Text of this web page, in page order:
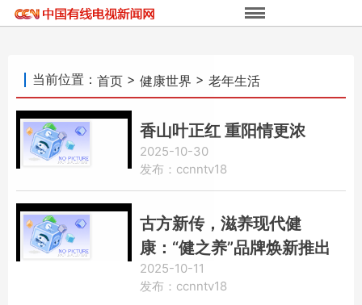
当前位置： 首页 > 健康世界 > 老年生活
香山叶正红 重阳情更浓
2025-10-30
发布：ccnntv18
古方新传，滋养现代健
康：“健之养”品牌焕新推出
宋典食疗方「五行健脾散」
2025-10-11
发布：ccnntv18